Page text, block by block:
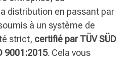
distribution en passant par
à un système de
strict, certifié par TÜV SÜD
9001:2015. Cela vous